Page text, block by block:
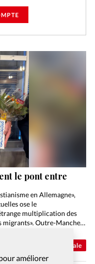
améliorer
Actualité internationale
le pont entre
en Allemagne»,
ose le
multiplication des
Outre-Manche,